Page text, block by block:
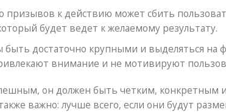
к действию может сбить
будет ведет к желаемому результату.
быть достаточно крупными и выделяться на
внимание и не мотивируют
он должен быть четким, конкретным
важно: лучше всего, если они будут